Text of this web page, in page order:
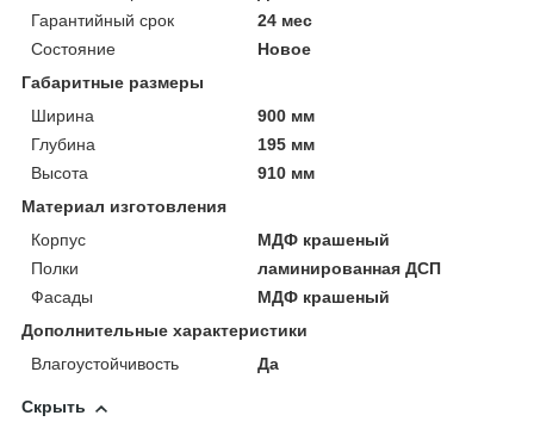
Гарантийный срок
24 мес
Состояние
Новое
Габаритные размеры
Ширина
900 мм
Глубина
195 мм
Высота
910 мм
Материал изготовления
Корпус
МДФ крашеный
Полки
ламинированная ДСП
Фасады
МДФ крашеный
Дополнительные характеристики
Влагоустойчивость
Да
Скрыть